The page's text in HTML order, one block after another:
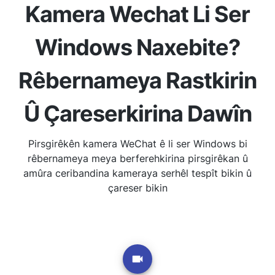
Kamera Wechat Li Ser
Windows Naxebite?
Rêbernameya Rastkirin
Û Çareserkirina Dawîn
Pirsgirêkên kamera WeChat ê li ser Windows bi
rêbernameya meya berferehkirina pirsgirêkan û
amûra ceribandina kameraya serhêl tespît bikin û
çareser bikin